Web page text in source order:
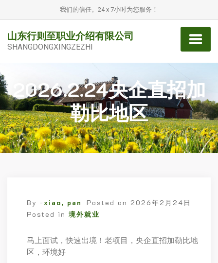
我们的信任。24 x 7小时为您服务！
山东行则至职业介绍有限公司
SHANGDONGXINGZEZHI
2026.2.24央企直招加
勒比地区
By -xiao, pan Posted on 2026年2月24日
Posted in 境外就业
马上面试，快速出境！老项目，央企直招加勒比地
区，环境好